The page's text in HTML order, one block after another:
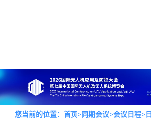
您当前的位置： 首页> 同期会议>会议日程>